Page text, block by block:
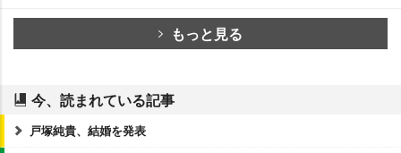
もっと見る
今、読まれている記事
戸塚純貴、結婚を発表